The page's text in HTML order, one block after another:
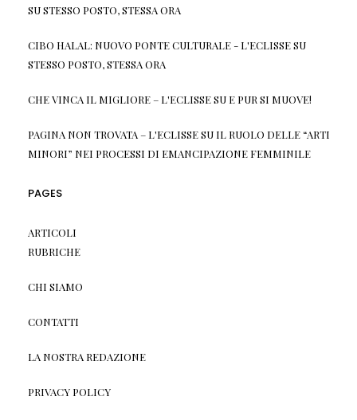
SUSTESSO POSTO, STESSA ORA
CIBO HALAL: NUOVO PONTE CULTURALE - L'ECLISSESU
STESSO POSTO, STESSA ORA
CHE VINCA IL MIGLIORE – L'ECLISSESU E PUR SI MUOVE!
PAGINA NON TROVATA – L'ECLISSESU IL RUOLO DELLE “ARTI
MINORI” NEI PROCESSI DI EMANCIPAZIONE FEMMINILE
PAGES
ARTICOLI
RUBRICHE
CHI SIAMO
CONTATTI
LA NOSTRA REDAZIONE
PRIVACY POLICY